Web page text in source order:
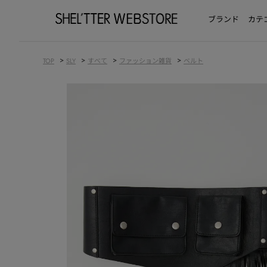
ブランド カテ
TOP > SLY > すべて > ファッション雑貨 > ベルト